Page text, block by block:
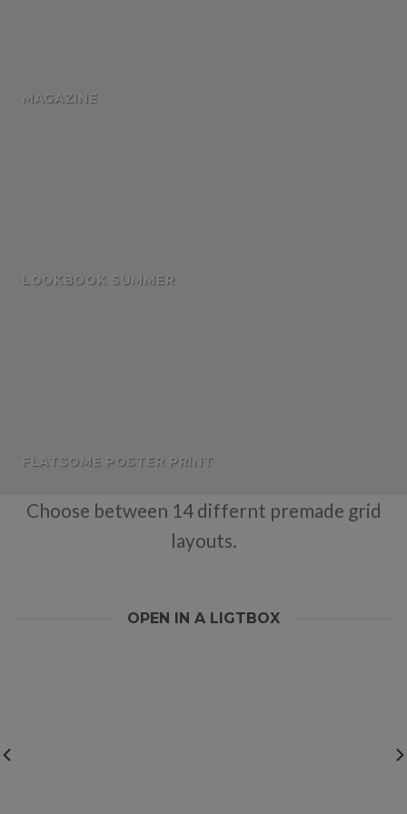
MAGAZINE
LOOKBOOK SUMMER
FLATSOME POSTER PRINT
Choose between 14 differnt premade grid
layouts.
OPEN IN A LIGTBOX